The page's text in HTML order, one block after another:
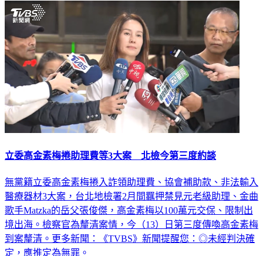
立委高金素梅捲助理費等3大案 北檢今第三度約談
無黨籍立委高金素梅捲入詐領助理費、協會補助款、非法輸入
醫療器材3大案，台北地檢署2月間羈押禁見元老級助理、金曲
歌手Matzka的岳父張俊傑，高金素梅以100萬元交保、限制出
境出海。檢察官為釐清案情，今（13）日第三度傳喚高金素梅
到案釐清。更多新聞：《TVBS》新聞提醒您：◎未經判決確
定，應推定為無罪。